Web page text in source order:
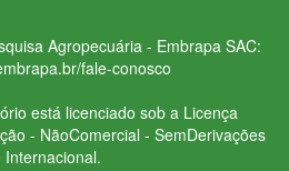
Agropecuária - Embrapa SAC:
fale-conosco
está licenciado sob a Licença
- NãoComercial - SemDerivações
Internacional.